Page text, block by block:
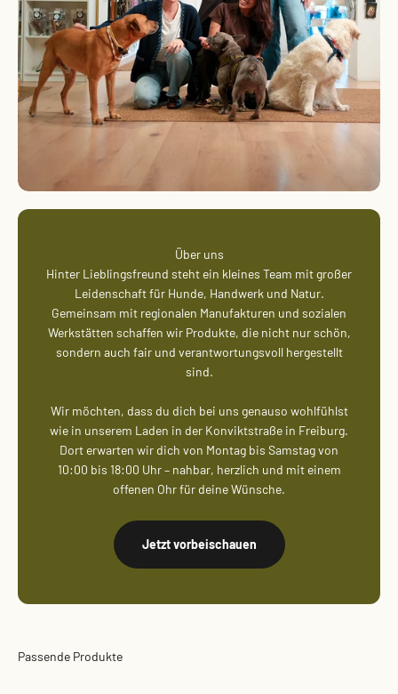
Über uns
Hinter Lieblingsfreund steht ein kleines Team mit großer
Leidenschaft für Hunde, Handwerk und Natur.
Gemeinsam mit regionalen Manufakturen und sozialen
Werkstätten schaffen wir Produkte, die nicht nur schön,
sondern auch fair und verantwortungsvoll hergestellt
sind.
Wir möchten, dass du dich bei uns genauso wohlfühlst
wie in unserem Laden in der Konviktstraße in Freiburg.
Dort erwarten wir dich von Montag bis Samstag von
10:00 bis 18:00 Uhr – nahbar, herzlich und mit einem
offenen Ohr für deine Wünsche.
Jetzt vorbeischauen